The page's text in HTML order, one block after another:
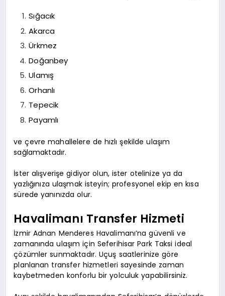
Sığacık
Akarca
Ürkmez
Doğanbey
Ulamış
Orhanlı
Tepecik
Payamlı
ve çevre mahallelere de hızlı şekilde ulaşım
sağlamaktadır.
İster alışverişe gidiyor olun, ister otelinize ya da
yazlığınıza ulaşmak isteyin; profesyonel ekip en kısa
sürede yanınızda olur.
Havalimanı Transfer Hizmeti
İzmir Adnan Menderes Havalimanı’na güvenli ve
zamanında ulaşım için Seferihisar Park Taksi ideal
çözümler sunmaktadır. Uçuş saatlerinize göre
planlanan transfer hizmetleri sayesinde zaman
kaybetmeden konforlu bir yolculuk yapabilirsiniz.